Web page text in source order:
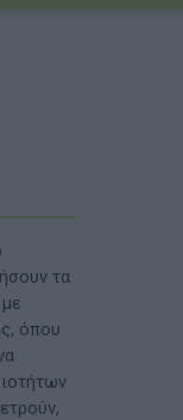
τα
όπου